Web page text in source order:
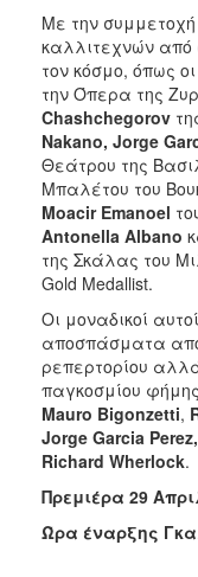
Με την
καλλιτεχνών
τον κόσμο, όπως οι
την Όπερα της
Chashchegorov
Nakano, Jorge
Θεάτρου της
Μπαλέτου του
Moacir Emanoel
Antonella Albano
της Σκάλας του
Gold Medallist.
Οι μοναδικοί
αποσπάσματα
ρεπερτορίου
παγκοσμίου
Mauro Bigonzetti,
Jorge Garcia Perez,
Richard Wherlock.
Πρεμιέρα 29 Απ
Ώρα έναρξης